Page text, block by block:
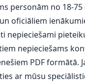
personām no 18-
oficiāliem
nepieciešami
nepieciešams
PDF formātā.
ar mūsu